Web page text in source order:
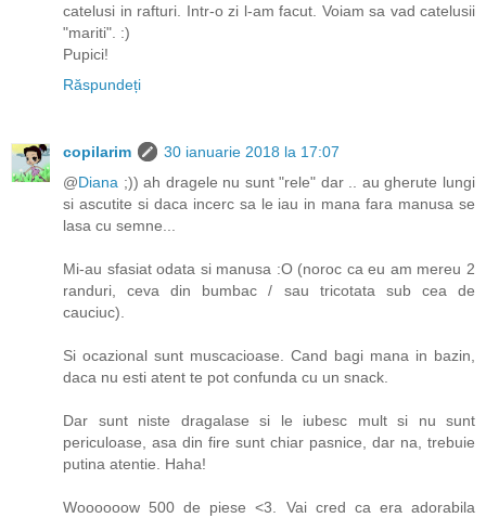
catelusi in rafturi. Intr-o zi l-am facut. Voiam sa vad catelusii
"mariti". :)
Pupici!
Răspundeți
copilarim
30 ianuarie 2018 la 17:07
@Diana ;)) ah dragele nu sunt "rele" dar .. au gherute lungi
si ascutite si daca incerc sa le iau in mana fara manusa se
lasa cu semne...
Mi-au sfasiat odata si manusa :O (noroc ca eu am mereu 2
randuri, ceva din bumbac / sau tricotata sub cea de
cauciuc).
Si ocazional sunt muscacioase. Cand bagi mana in bazin,
daca nu esti atent te pot confunda cu un snack.
Dar sunt niste dragalase si le iubesc mult si nu sunt
periculoase, asa din fire sunt chiar pasnice, dar na, trebuie
putina atentie. Haha!
Woooooow 500 de piese <3. Vai cred ca era adorabila